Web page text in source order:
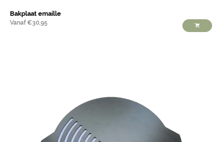
Bakplaat emaille
Vanaf€30,95